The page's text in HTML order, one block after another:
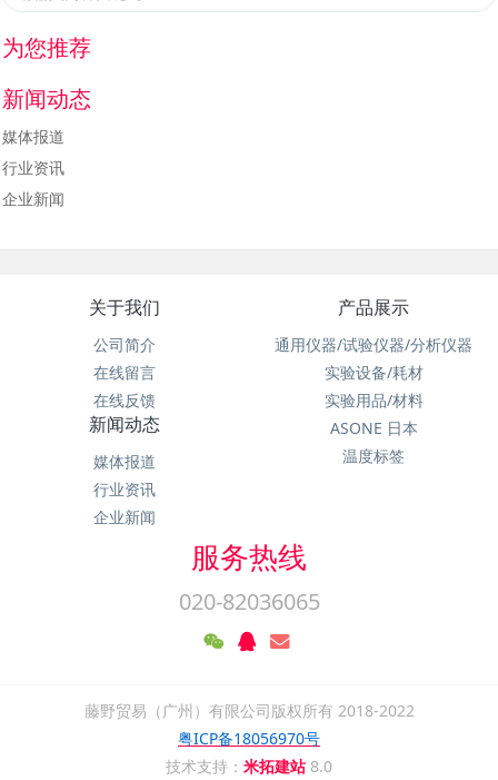
为您推荐
新闻动态
媒体报道
行业资讯
企业新闻
关于我们
公司简介
在线留言
在线反馈
产品展示
通用仪器/试验仪器/分析仪器
实验设备/耗材
实验用品/材料
ASONE 日本
温度标签
新闻动态
媒体报道
行业资讯
企业新闻
服务热线
020-82036065
藤野贸易（广州）有限公司版权所有 2018-2022
粤ICP备18056970号
技术支持： 米拓建站 8.0